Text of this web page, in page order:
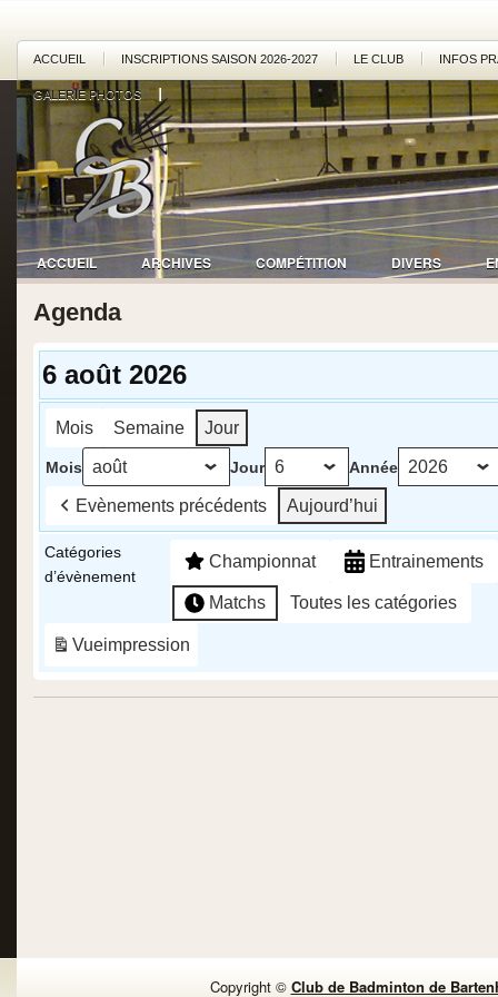
ACCUEIL INSCRIPTIONS SAISON 2026-2027 LE CLUB INFOS
GALERIE PHOTOS
ACCUEIL ARCHIVES COMPÉTITION DIVERS
Agenda
6 août 2026
Mois Semaine Jour
Mois Jour Année
Evènements précédents Aujourd’hui
Catégories
d’évènement
Championnat Entrainements
Matchs Toutes les catégories
Vueimpression
Copyright © Club de Badminton de